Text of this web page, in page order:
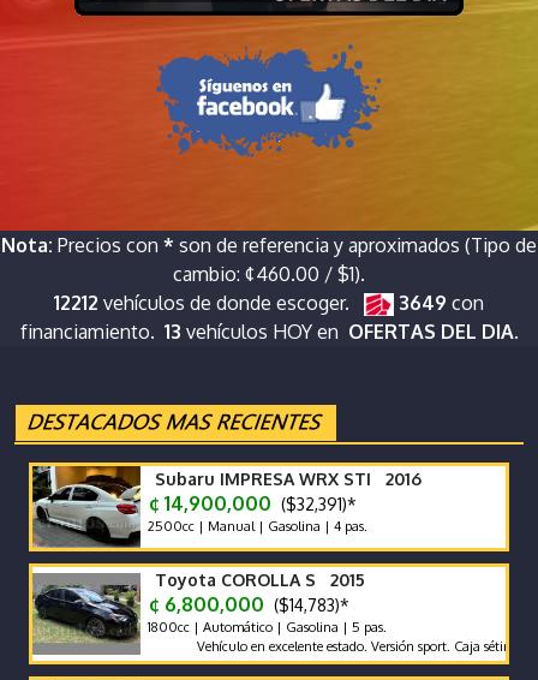
Nota: Precios con * son de referencia y aproximados (Tipo de
cambio: ¢460.00 / $1).
12212 vehículos de donde escoger. 3649 con
financiamiento. 13 vehículos HOY en OFERTAS DEL DIA.
Subaru IMPRESA WRX STI 2016
¢ 14,900,000 ($32,391)*
2500cc | Manual | Gasolina | 4 pas.
Toyota COROLLA S 2015
¢ 6,800,000 ($14,783)*
1800cc | Automático | Gasolina | 5 pas.
Vehículo en excelente estado. Versión sport. Caja sétima